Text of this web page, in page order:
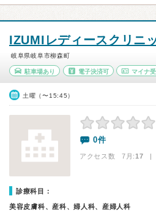
IZUMIレディースクリニ
岐阜県岐阜市柳森町
駐車場あり 電子決済可 マイナ
土曜（〜15:45）
0件
アクセス数 7月:17 |
診療科目：
美容皮膚科、産科、婦人科、産婦人科